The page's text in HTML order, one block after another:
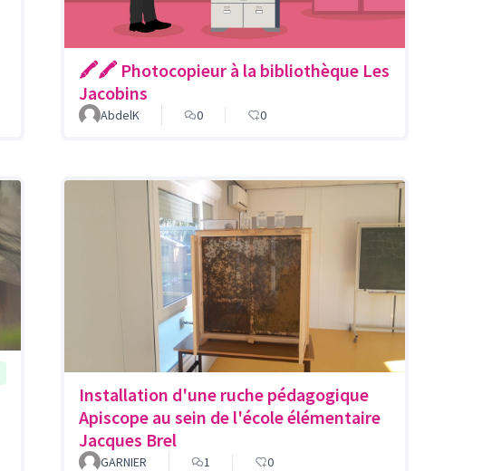
🖍🖍 Photocopieur à la bibliothèque Les
Jacobins
AbdelK 0 0
Installation d'une ruche pédagogique
Apiscope au sein de l'école élémentaire
Jacques Brel
GARNIER 1 0